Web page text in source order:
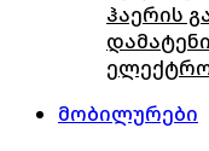
ჰაერის
მობილურები